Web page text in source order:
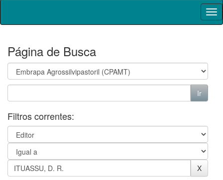
Skip
Página de Busca
Filtros correntes: